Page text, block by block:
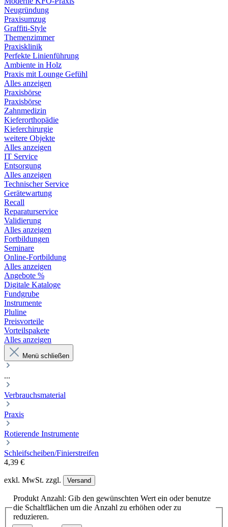
Neugründung
Praxisumzug
Graffiti-Style
Themenzimmer
Praxisklinik
Perfekte Linienführung
Ambiente in Holz
Praxis mit Lounge Gefühl
Alles anzeigen
Praxisbörse
Praxisbörse
Zahnmedizin
Kieferorthopädie
Kieferchirurgie
weitere Objekte
Alles anzeigen
IT Service
Entsorgung
Alles anzeigen
Technischer Service
Gerätewartung
Recall
Reparaturservice
Validierung
Alles anzeigen
Fortbildungen
Seminare
Online-Fortbildung
Alles anzeigen
Angebote %
Digitale Kataloge
Fundgrube
Instrumente
Pluline
Preisvorteile
Vorteilspakete
Alles anzeigen
Menü schließen
...
Verbrauchsmaterial
Praxis
Rotierende Instrumente
Schleifscheiben/Finierstreifen
4,39 €
exkl. MwSt. zzgl. Versand
Produkt Anzahl: Gib den gewünschten Wert ein oder benutze
die Schaltflächen um die Anzahl zu erhöhen oder zu
reduzieren.